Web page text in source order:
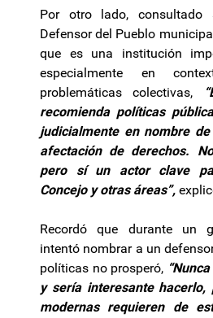
Por otro lado, consultado
Defensor del Pueblo
que es una institución
especialmente en
problemáticas colectivas,
recomienda políticas
judicialmente en nombre
afectación de derechos.
pero sí un actor clave
Concejo y otras áreas”,
Recordó que durante un
intentó nombrar a un
políticas no prosperó,
y sería interesante hacerlo,
modernas requieren de